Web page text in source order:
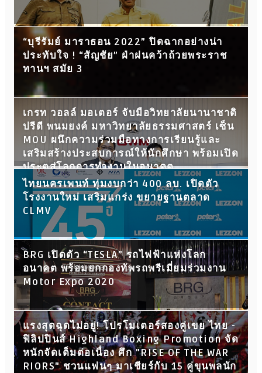
“บุรีรัมย์ มาราธอน 2022” ปิดฉากอย่างน่า
ประทับใจ ! “สัญชัย” ฝ่าฝนคว้าถ้วยพระราช
ทานฯ สมัย 3
เกรท วอลล์ มอเตอร์ จับมือวิทยาลัยนานาชาติ
ปรีดี พนมยงค์ มหาวิทยาลัยธรรมศาสตร์ เซ็น
MOU ผนึกความร่วมมือทางการเรียนรู้และ
เสริมสร้างประสบการณ์ให้นักศึกษา พร้อมเปิด
ประตูสู่โลกการทำงานในอนาคต
ไทยนครเพนท์ ทุ่มงบกว่า 400 ลบ. เปิดตัว
โรงงานใหม่ เสริมแกร่ง ขยายฐานตลาด
CLMV
BRG เปิดตัว “TESLA” รถไฟฟ้าแห่งโลก
อนาคต พร้อมยกกองทัพรถพรีเมี่ยมร่วมงาน
Motor Expo 2020
แรงสุดฉุดไม่อยู่! โปรโมเตอร์สองคู่เขย ไทย -
ฟิลิปปินส์ Highland Boxing Promotion จัด
หนักจัดเต็มต่อเนื่อง ศึก "RISE OF THE WAR
RIORS" ชวนแฟนๆ มาเชียร์กับ 15 คู่ขุนพลนัก